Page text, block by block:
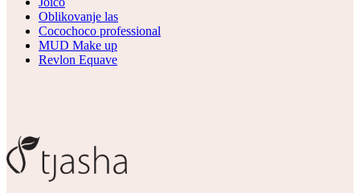
Oblikovanje las
Cocochoco professional
MUD Make up
Revlon Equave